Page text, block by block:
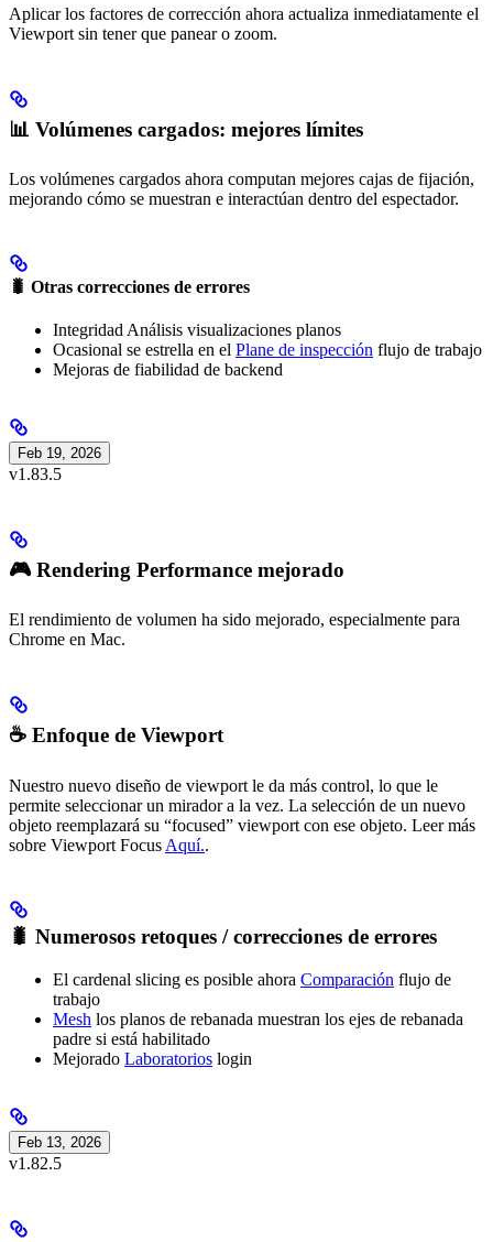
Aplicar los factores de corrección ahora actualiza inmediatamente el
Viewport sin tener que panear o zoom.
📊 Volúmenes cargados: mejores límites
Los volúmenes cargados ahora computan mejores cajas de fijación,
mejorando cómo se muestran e interactúan dentro del espectador.
🐛 Otras correcciones de errores
Integridad Análisis visualizaciones planos
Ocasional se estrella en el Plane de inspección flujo de trabajo
Mejoras de fiabilidad de backend
Feb 19, 2026
v1.83.5
🎮 Rendering Performance mejorado
El rendimiento de volumen ha sido mejorado, especialmente para
Chrome en Mac.
☕️ Enfoque de Viewport
Nuestro nuevo diseño de viewport le da más control, lo que le
permite seleccionar un mirador a la vez. La selección de un nuevo
objeto reemplazará su “focused” viewport con ese objeto. Leer más
sobre Viewport Focus Aquí..
🐛 Numerosos retoques / correcciones de errores
El cardenal slicing es posible ahora Comparación flujo de
trabajo
Mesh los planos de rebanada muestran los ejes de rebanada
padre si está habilitado
Mejorado Laboratorios login
Feb 13, 2026
v1.82.5